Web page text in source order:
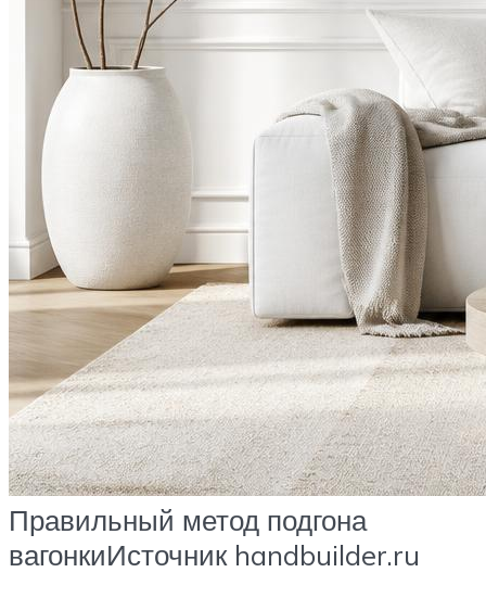
Правильный метод подгона
вагонкиИсточник handbuilder.ru